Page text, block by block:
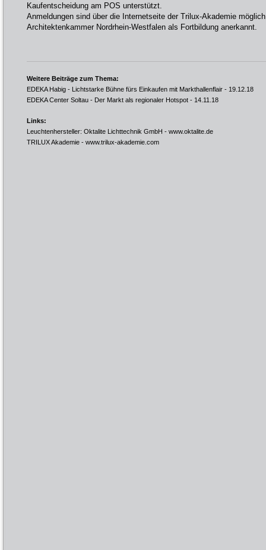
Kaufentscheidung am POS unterstützt.
Anmeldungen sind über die Internetseite der Trilux-Akademie
Architektenkammer Nordrhein-Westfalen als Fortbildung anerkannt.
Weitere Beiträge zum Thema:
EDEKA Habig - Lichtstarke Bühne fürs Einkaufen mit Markthallenflair - 19.12.18
EDEKA Center Soltau - Der Markt als regionaler Hotspot - 14.11.18
Links:
Leuchtenhersteller: Oktalite Lichttechnik GmbH - www.oktalite.de
TRILUX Akademie - www.trilux-akademie.com